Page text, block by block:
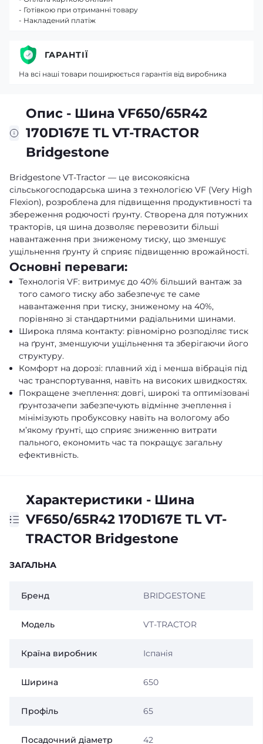
Опис - Шина VF650/65R42
170D167E TL VT-TRACTOR
Bridgestone
Bridgestone VT-Tractor — це високоякісна
сільськогосподарська шина з технологією VF (Very High
Flexion), розроблена для підвищення продуктивності та
збереження родючості ґрунту. Створена для потужних
тракторів, ця шина дозволяє перевозити більші
навантаження при зниженому тиску, що зменшує
ущільнення ґрунту й сприяє підвищенню врожайності.
Основні переваги:
Технологія VF: витримує до 40% більший вантаж за
того самого тиску або забезпечує те саме
навантаження при тиску, зниженому на 40%,
порівняно зі стандартними радіальними шинами.
Широка пляма контакту: рівномірно розподіляє тиск
на ґрунт, зменшуючи ущільнення та зберігаючи його
структуру.
Комфорт на дорозі: плавний хід і менша вібрація під
час транспортування, навіть на високих швидкостях.
Покращене зчеплення: довгі, широкі та оптимізовані
ґрунтозачепи забезпечують відмінне зчеплення і
мінімізують пробуксовку навіть на вологому або
м’якому ґрунті, що сприяє зниженню витрати
пального, економить час та покращує загальну
ефективність.
Характеристики - Шина
VF650/65R42 170D167E TL VT-
TRACTOR Bridgestone
ЗАГАЛЬНА
Бренд BRIDGESTONE
Модель VT-TRACTOR
Країна виробник Іспанія
Ширина 650
Профіль 65
Посадочний діаметр 42
- Готівкою при отриманні товару
- Накладений платіж
ГАРАНТІЇ
На всі наші товари поширюється гарантія від виробника